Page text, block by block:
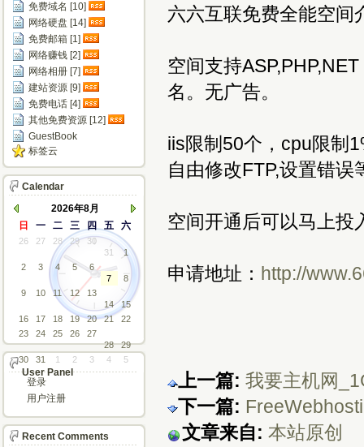
六六互联免费全能空间
空间支持
名。无广告。
iis限制50个，cpu限制
自由修改FTP,设置错误
空间开通后可以马上投
申请地址： http://
上一篇: 我要主机网
下一篇:
文章来自: 本站原创
免费域名 [10]
网络硬盘 [14]
免费邮箱 [1]
网络赚钱 [2]
网络相册 [7]
建站资源 [9]
免费电话 [4]
其他免费资源 [12]
GuestBook
标签云
Calendar
2026年8月
日
一 二 三 四 五 六
26 27 28 29
30
31
1
2
3 4 5
6
7
8
9
10 11 12
13
14
15
16
17 18 19 20 21
22
23
24 25 26
27
28
29
30
31 1 2 3 4 5
User Panel
登录
用户注册
Recent Comments